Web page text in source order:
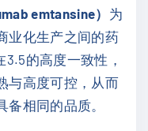
emtansine） 为
业化生产之间的药
的高度一致性，
与高度可控，从而
相同的品质。